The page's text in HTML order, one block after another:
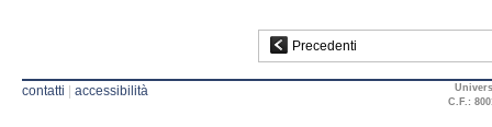
Precedenti
contatti accessibilità
C.F.: